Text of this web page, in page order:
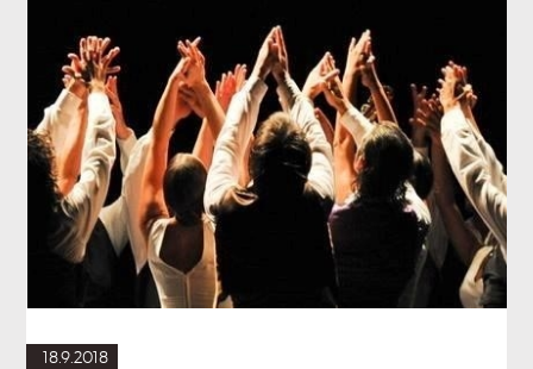
18.9.2018